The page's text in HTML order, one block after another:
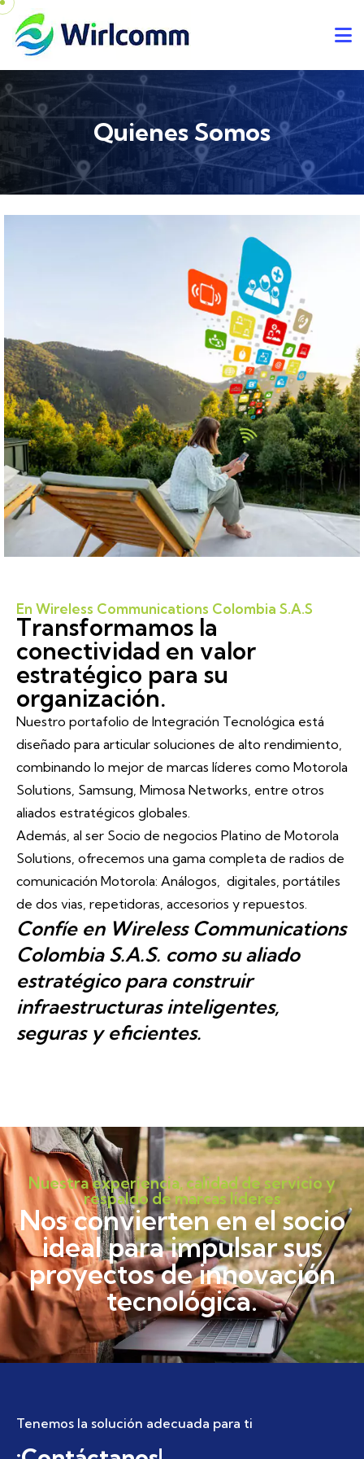
Quienes Somos
En Wireless Communications Colombia S.A.S
Transformamos la
conectividad en valor
estratégico para su
organización.
Nuestro portafolio de Integración Tecnológica está
diseñado para articular soluciones de alto rendimiento,
combinando lo mejor de marcas líderes como Motorola
Solutions, Samsung, Mimosa Networks, entre otros
aliados estratégicos globales.
Además, al ser Socio de negocios Platino de Motorola
Solutions, ofrecemos una gama completa de radios de
comunicación Motorola: Análogos, digitales, portátiles
de dos vias, repetidoras, accesorios y repuestos.
Confíe en Wireless Communications
Colombia S.A.S. como su aliado
estratégico para construir
infraestructuras inteligentes,
seguras y eficientes.
Nuestra experiencia, calidad de servicio y
respaldo de marcas líderes
Nos convierten en el socio
ideal para impulsar sus
proyectos de innovación
tecnológica.
Tenemos la solución adecuada para ti